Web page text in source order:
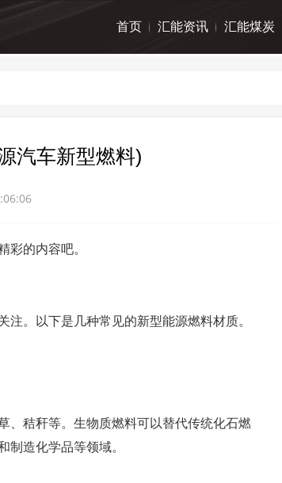
首页 汇能资讯 汇能煤炭
汽车新型燃料)
彩的内容吧。
。以下是几种常见的新型能源燃料材质。
、秸秆等。生物质燃料可以替代传统化石燃
制造化学品等领域。